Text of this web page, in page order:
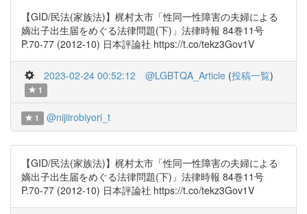
【GID/民法(家族法)】梶村太市「性同一性障害の夫婦による
嫡出子出生届をめぐる法律問題(下)」法律時報 84巻11号
P.70-77 (2012-10) 日本評論社 https://t.co/tekz3Gov1V
2023-02-24 00:52:12 @LGBTQA_Article (投稿一覧)
1
1 @nijiirobiyori_t
【GID/民法(家族法)】梶村太市「性同一性障害の夫婦による
嫡出子出生届をめぐる法律問題(下)」法律時報 84巻11号
P.70-77 (2012-10) 日本評論社 https://t.co/tekz3Gov1V